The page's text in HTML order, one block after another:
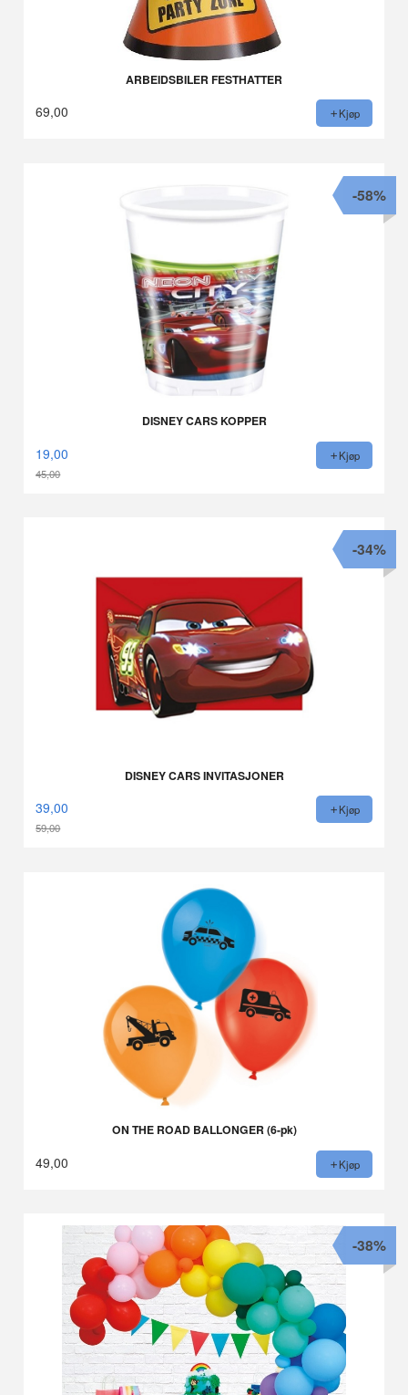
ARBEIDSBILER FESTHATTER
69,00 Kjøp
DISNEY CARS KOPPER
19,00
45,00
-58%
Kjøp
DISNEY CARS INVITASJONER
39,00
59,00
-34%
Kjøp
ON THE ROAD BALLONGER (6-pk)
49,00 Kjøp
-38%